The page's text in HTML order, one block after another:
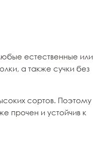
естественные или
а также сучки без
сортов. Поэтому
прочен и устойчив к